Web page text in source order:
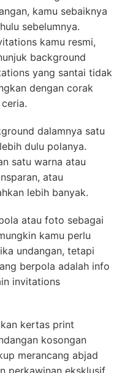
kamu sebaiknya
sebelumnya.
kamu resmi,
background
yang santai tidak
dengan corak
dalamnya satu
dulu polanya.
satu warna atau
atau
lebih banyak.
atau foto sebagai
kamu perlu
undangan, tetapi
berpola adalah info
invitations
kertas print
kosongan
merancang abjad